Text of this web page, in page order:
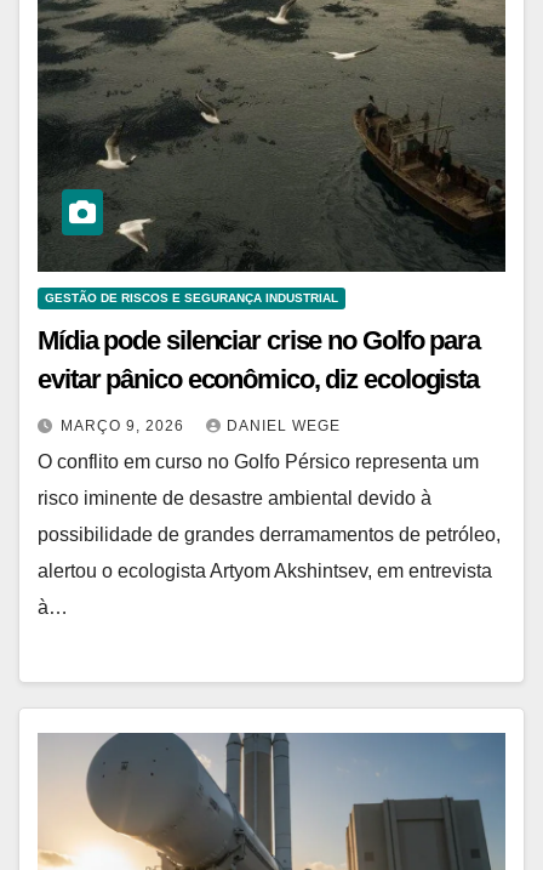
GESTÃO DE RISCOS E SEGURANÇA INDUSTRIAL
Mídia pode silenciar crise no Golfo para
evitar pânico econômico, diz ecologista
MARÇO 9, 2026 DANIEL WEGE
O conflito em curso no Golfo Pérsico representa um
risco iminente de desastre ambiental devido à
possibilidade de grandes derramamentos de petróleo,
alertou o ecologista Artyom Akshintsev, em entrevista
à…